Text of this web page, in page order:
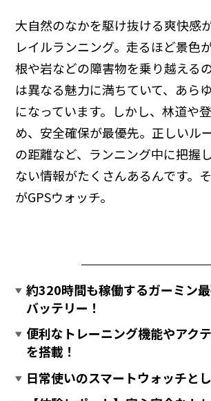
大自然のなかを駆け抜ける爽快感
レイルランニング。走るほど景色
根や岩などの障害物を乗り越える
は異なる魅力に満ちていて、あら
になっています。しかし、林道や
め、安全確保が最優先。正しいル
の距離など、ランニング中に把握
ない情報がたくさんあるんです。
がGPSウォッチ。
約320時間も稼働するガーミン
バッテリー！
便利なトレーニング機能やアク
を搭載！
日常使いのスマートウォッチと